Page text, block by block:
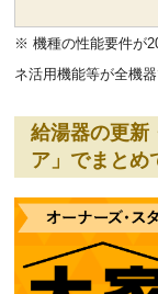
※ 機種の性能要件が
ネ活用機能等が全機
給湯器の更新
ア」でまとめ